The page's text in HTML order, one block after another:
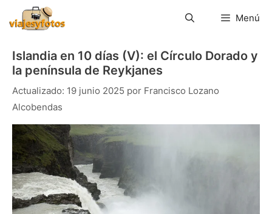
contenido
Menú
Islandia en 10 días (V): el Círculo Dorado y
la península de Reykjanes
19 junio 2025 por Francisco Lozano
Alcobendas